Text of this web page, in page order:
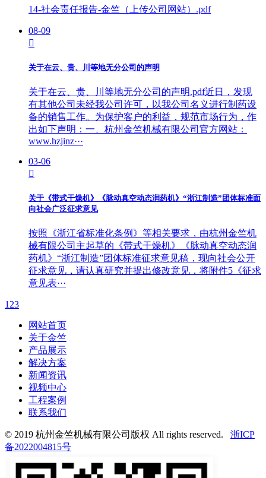
14-社会责任报告-金竺（上传公司网站）.pdf
08-09

关于在云、贵、川等地无分公司的声明
关于在云、贵、川等地无分公司的声明.pdf近日，发现
有其他公司未经我公司许可，以我公司名义进行制药设
备的销售工作。为保护客户的利益，规范市场行为，作
出如下声明：一、杭州金竺机械有限公司官方网站：
www.hzjinz···
03-06

关于《带式干燥机》《脉动真空动态润药机》“浙江制造”团体标准面
向社会广泛征求意见
按照《浙江省标准化条例》等相关要求，由杭州金竺机
械有限公司主起草的《带式干燥机》《脉动真空动态润
药机》“浙江制造”团体标准征求意见稿，现向社会公开
征求意见，请认真研究并提出修改意见，将附件5《征求
意见表···
1 23
网站首页
关于金竺
产品展示
解决方案
新闻资讯
视频中心
工程案例
联系我们
© 2019 杭州金竺机械有限公司版权 All rights reserved. 浙ICP
备2022004815号